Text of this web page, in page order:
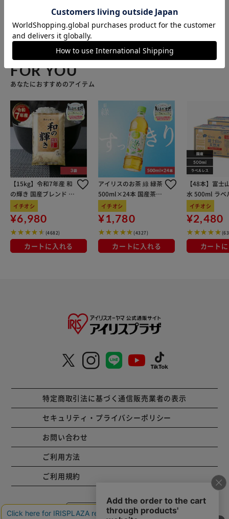
販売元(特定商取引法に基づく表記)：
三重通信 アイリスプラ
ザ店
FOR YOU
あなたにおすすめのアイテム
【15kg】令和7年産 和
の輝き 国産ブレンド 5
kg×3袋
イチオシ
¥6,980
(4682)
カートに入れる
アイリスのお茶 綠 緑茶
500ml×24本 国産茶葉
100％使用
イチオシ
¥1,780
(4327)
カートに入れる
【48本】富士
水 500ml ラベ
イチオシ
¥2,480
カート
特定商取引法に基づく通信販売業者の表示
セキュリティ・プライバシーポリシー
お問い合わせ
ご利用方法
ご利用規約
コーポレートサイト